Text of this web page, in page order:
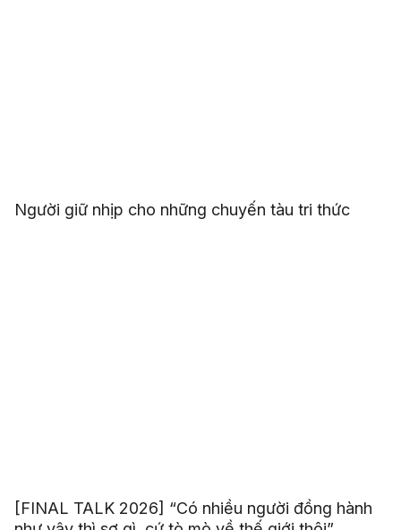
Người giữ nhịp cho những chuyến tàu tri thức
[FINAL TALK 2026] “Có nhiều người đồng hành